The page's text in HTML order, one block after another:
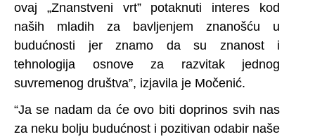
ovaj „Znanstveni vrt” potaknuti interes kod
naših mladih za bavljenjem znanošću u
budućnosti jer znamo da su znanost i
tehnologija osnove za razvitak jednog
suvremenog društva”, izjavila je Močenić.
“Ja se nadam da će ovo biti doprinos svih nas
za neku bolju budućnost i pozitivan odabir naše